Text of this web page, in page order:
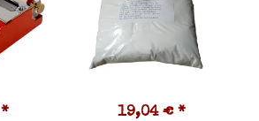
* 19,04 € *